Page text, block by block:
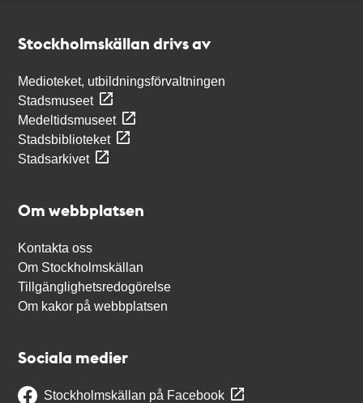
Stockholmskällan drivs av
Medioteket, utbildningsförvaltningen
Stadsmuseet
Medeltidsmuseet
Stadsbiblioteket
Stadsarkivet
Om webbplatsen
Kontakta oss
Om Stockholmskällan
Tillgänglighetsredogörelse
Om kakor på webbplatsen
Sociala medier
Stockholmskällan på Facebook